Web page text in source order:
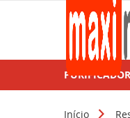
Início